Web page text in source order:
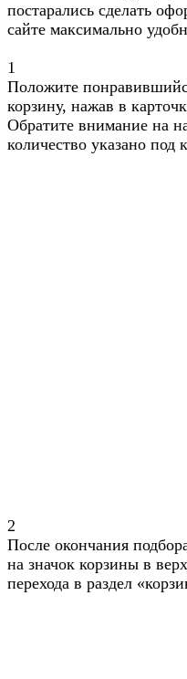
постарались сделать
сайте максимально
1
Положите
корзину, нажав в
Обратите внимание на
количество указано под
2
После окончания
на значок корзины в
перехода в раздел